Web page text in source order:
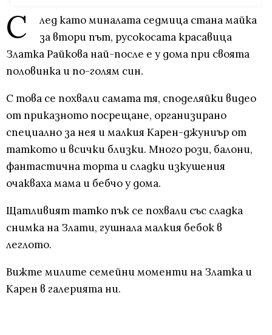
С
лед като миналата седмица стана майка
за втори път, русокосата красавица
Златка Райкова най-после е у дома при своята
половинка и по-голям син.
С това се похвали самата тя, споделяйки видео
от приказното посрещане, организирано
специално за нея и малкия Карен-джуниър от
таткото и всички близки. Много рози, балони,
фантастична торта и сладки изкушения
очакваха мама и бебчо у дома.
Щатливият татко пък се похвали със сладка
снимка на Злати, гушнала малкия бебок в
леглото.
Вижте милите семейни моменти на Златка и
Карен в галерията ни.